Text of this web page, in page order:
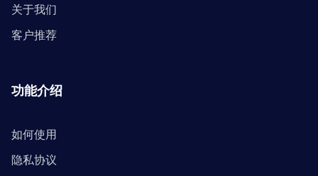
关于我们
客户推荐
功能介绍
如何使用
隐私协议